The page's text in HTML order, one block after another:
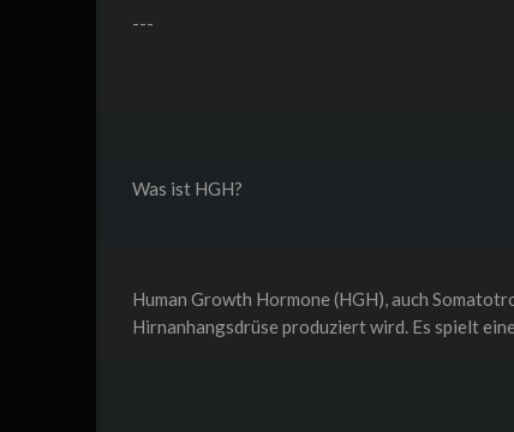
---
Was ist HGH?
Human Growth Hormone (HGH), auch
Hirnanhangsdrüse produziert wird. Es spielt